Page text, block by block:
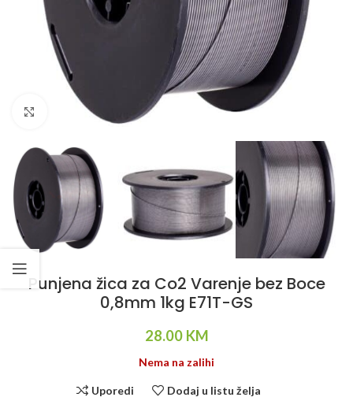
Klikni da uvećaš
Punjena žica za Co2 Varenje bez Boce
0,8mm 1kg E71T-GS
28.00 KM
Nema na zalihi
Uporedi Dodaj u listu želja